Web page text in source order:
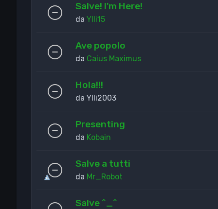
Salve! I'm Here!
da Ylli15
Ave popolo
da Caius Maximus
Hola!!!
da Ylli2003
Presenting
da Kobain
Salve a tutti
da Mr_Robot
Salve ^_^